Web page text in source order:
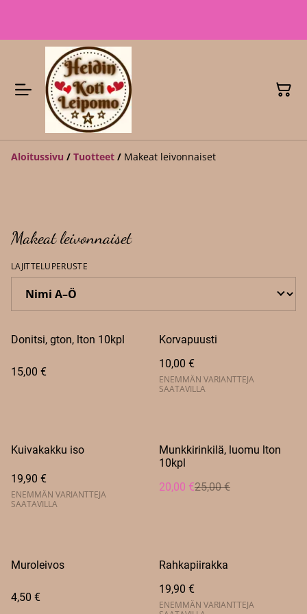
Aloitussivu / Tuotteet / Makeat leivonnaiset
Makeat leivonnaiset
LAJITTELUPERUSTE
Donitsi, gton, lton 10kpl
15,00 €
Korvapuusti
10,00 €
ENEMMÄN VARIANTTEJA
SAATAVILLA
Kuivakakku iso
19,90 €
ENEMMÄN VARIANTTEJA
SAATAVILLA
%
Munkkirinkilä, luomu lton
10kpl
20,00 €25,00 €
Muroleivos
4,50 €
Rahkapiirakka
19,90 €
ENEMMÄN VARIANTTEJA